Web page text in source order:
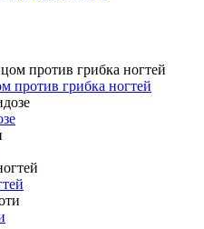
против грибка ногтей